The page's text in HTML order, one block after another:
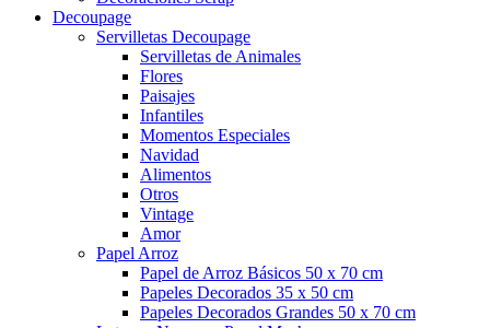
Decoupage
Servilletas Decoupage
Servilletas de Animales
Flores
Paisajes
Infantiles
Momentos Especiales
Navidad
Alimentos
Otros
Vintage
Amor
Papel Arroz
Papel de Arroz Básicos 50 x 70 cm
Papeles Decorados 35 x 50 cm
Papeles Decorados Grandes 50 x 70 cm